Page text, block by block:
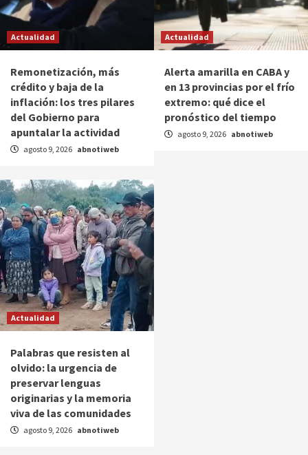
Actualidad
Remonetización, más
crédito y baja de la
inflación: los tres pilares
del Gobierno para
apuntalar la actividad
agosto 9, 2026 abnotiweb
Actualidad
Alerta amarilla en CABA y
en 13 provincias por el frío
extremo: qué dice el
pronóstico del tiempo
agosto 9, 2026 abnotiweb
Actualidad
Palabras que resisten al
olvido: la urgencia de
preservar lenguas
originarias y la memoria
viva de las comunidades
agosto 9, 2026 abnotiweb